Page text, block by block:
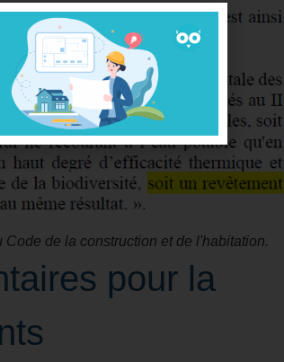
de la construction et de l'habitation.
pour la